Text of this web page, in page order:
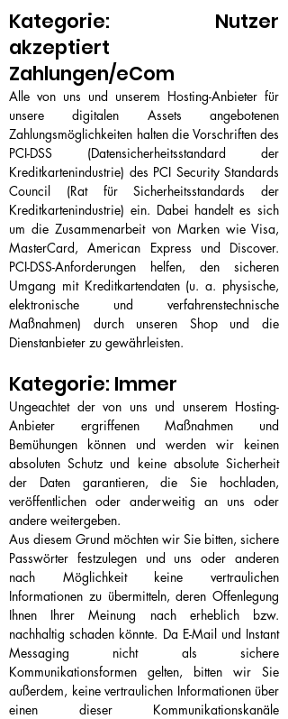
Kategorie: Nutzer
akzeptiert
Zahlungen/eCom
Alle von uns und unserem Hosting-Anbieter für
unsere digitalen Assets angebotenen
Zahlungsmöglichkeiten halten die Vorschriften des
PCI-DSS (Datensicherheitsstandard der
Kreditkartenindustrie) des PCI Security Standards
Council (Rat für Sicherheitsstandards der
Kreditkartenindustrie) ein. Dabei handelt es sich
um die Zusammenarbeit von Marken wie Visa,
MasterCard, American Express und Discover.
PCI-DSS-Anforderungen helfen, den sicheren
Umgang mit Kreditkartendaten (u. a. physische,
elektronische und verfahrenstechnische
Maßnahmen) durch unseren Shop und die
Dienstanbieter zu gewährleisten.
Kategorie: Immer
Ungeachtet der von uns und unserem Hosting-
Anbieter ergriffenen Maßnahmen und
Bemühungen können und werden wir keinen
absoluten Schutz und keine absolute Sicherheit
der Daten garantieren, die Sie hochladen,
veröffentlichen oder anderweitig an uns oder
andere weitergeben.
Aus diesem Grund möchten wir Sie bitten, sichere
Passwörter festzulegen und uns oder anderen
nach Möglichkeit keine vertraulichen
Informationen zu übermitteln, deren Offenlegung
Ihnen Ihrer Meinung nach erheblich bzw.
nachhaltig schaden könnte. Da E-Mail und Instant
Messaging nicht als sichere
Kommunikationsformen gelten, bitten wir Sie
außerdem, keine vertraulichen Informationen über
einen dieser Kommunikationskanäle